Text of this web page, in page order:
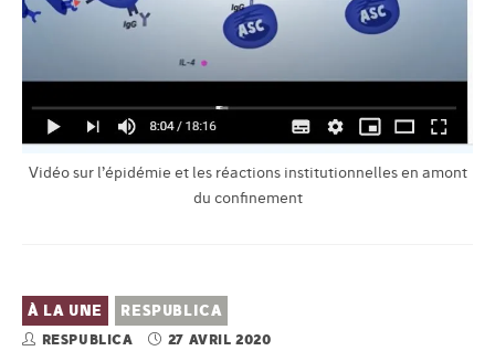
Vidéo sur l’épidémie et les réactions institutionnelles en amont
du confinement
À LA UNE RESPUBLICA
RESPUBLICA 27 AVRIL 2020